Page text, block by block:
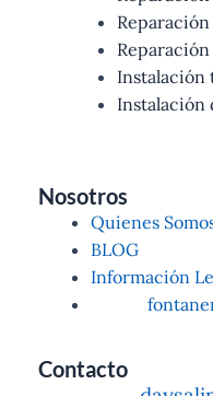
Instalación
Instalación
Nosotros
Quienes
BLOG
Información
Contacto